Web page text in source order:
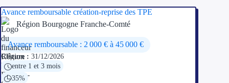
Contactez-nous
Avance remboursable création-reprise des TPE
Région Bourgogne Franche-Comté
Avance remboursable : 2 000 € à 45 000 €
Clôture : 31/12/2026
entre 1 et 3 mois
35%